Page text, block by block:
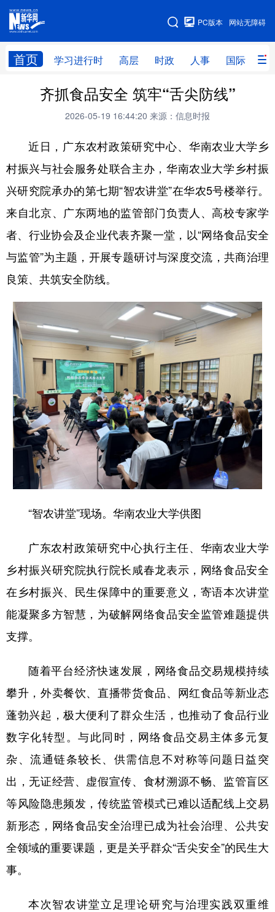
网站无障碍
PC版本
首页 学习进行时 高层 时政 人事 国际 财
网站地图
学习进行时 高层 时政 人事
财经 网评
台湾 思客智库 全球连线 教育
科技 科创 量子 体育
文化 书画 健康 军事
访谈 视频 图片 政务
食品 人居
学术中国 乡村振兴 银龄 溯源中国
城市 旅游 能源 会展
彩票 娱乐
公益 一带一路 亚太网 上市公司
文化产业
地方频道
北京 天津 山西
山东 河南 湖北 湖南
广东 广西 重庆
English Español Français عربى
Русский язык 日本語 한국어
Deutsch Português
齐抓食品安全 筑牢“舌尖防线”
2026-05-19 16:44:20 来源：信息时报
近日，广东农村政策研究中心、华南农业大学乡
村振兴与社会服务处联合主办，华南农业大学乡村振
兴研究院承办的第七期“智农讲堂”在华农5号楼举行。
来自北京、广东两地的监管部门负责人、高校专家学
者、行业协会及企业代表齐聚一堂，以“网络食品安全
与监管”为主题，开展专题研讨与深度交流，共商治理
良策、共筑安全防线。
“智农讲堂”现场。华南农业大学供图
广东农村政策研究中心执行主任、华南农业大学
乡村振兴研究院执行院长咸春龙表示，网络食品安全
在乡村振兴、民生保障中的重要意义，寄语本次讲堂
能凝聚多方智慧，为破解网络食品安全监管难题提供
支撑。
随着平台经济快速发展，网络食品交易规模持续
攀升，外卖餐饮、直播带货食品、网红食品等新业态
蓬勃兴起，极大便利了群众生活，也推动了食品行业
数字化转型。与此同时，网络食品交易主体多元复
杂、流通链条较长、供需信息不对称等问题日益突
出，无证经营、虚假宣传、食材溯源不畅、监管盲区
等风险隐患频发，传统监管模式已难以适配线上交易
新形态，网络食品安全治理已成为社会治理、公共安
全领域的重要课题，更是关乎群众“舌尖安全”的民生大
事。
本次智农讲堂立足理论研究与治理实践双重维